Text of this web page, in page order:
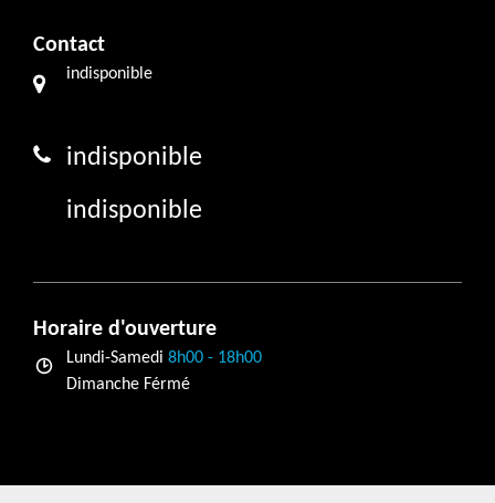
Contact
indisponible
indisponible
indisponible
Horaire d'ouverture
Lundi-Samedi 8h00 - 18h00
Dimanche Férmé